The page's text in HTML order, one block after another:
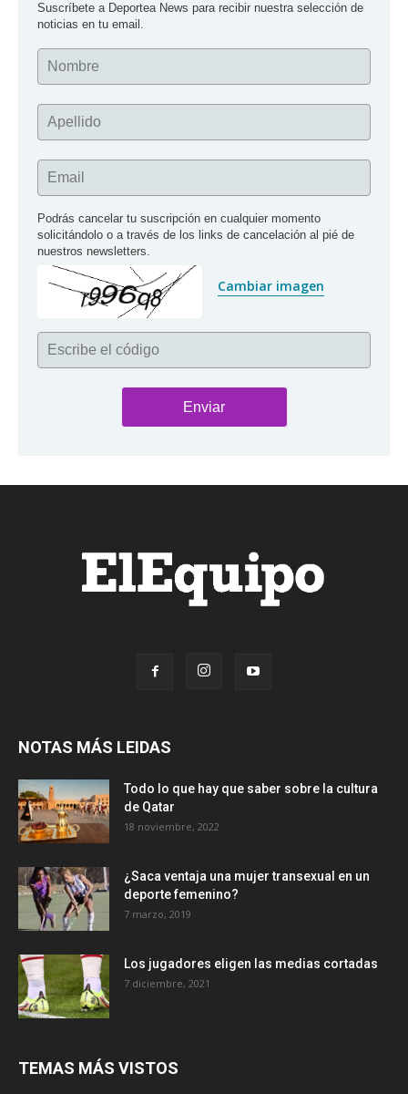
Suscríbete a Deportea News para recibir nuestra selección de
noticias en tu email.
Nombre
Apellido
Email
Podrás cancelar tu suscripción en cualquier momento
solicitándolo o a través de los links de cancelación al pié de
nuestros newsletters.
Cambiar imagen
Escribe el código
NOTAS MÁS LEIDAS
Todo lo que hay que saber sobre la cultura
de Qatar
18 noviembre, 2022
¿Saca ventaja una mujer transexual en un
deporte femenino?
7 marzo, 2019
Los jugadores eligen las medias cortadas
7 diciembre, 2021
TEMAS MÁS VISTOS